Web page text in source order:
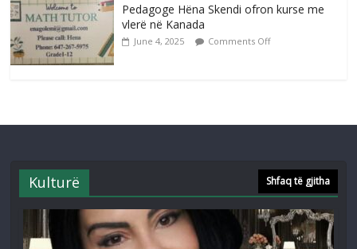
Pedagoge Hëna Skendi ofron kurse me
vlerë në Kanada
June 4, 2025 Comments Off
Kulturë Shfaq të gjitha